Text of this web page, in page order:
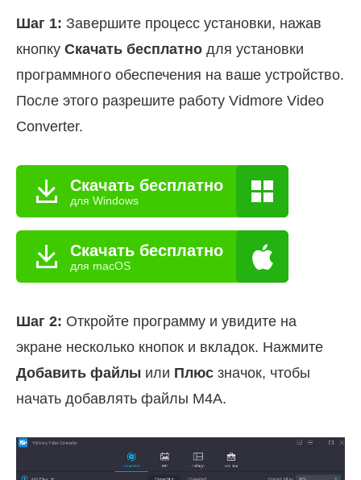
Шаг 1: Завершите процесс установки, нажав
кнопку Скачать бесплатно для установки
программного обеспечения на ваше устройство.
После этого разрешите работу Vidmore Video
Converter.
Скачать бесплатно
для Windows
Скачать бесплатно
для macOS
Шаг 2: Откройте программу и увидите на
экране несколько кнопок и вкладок. Нажмите
Добавить файлы или Плюс значок, чтобы
начать добавлять файлы M4A.